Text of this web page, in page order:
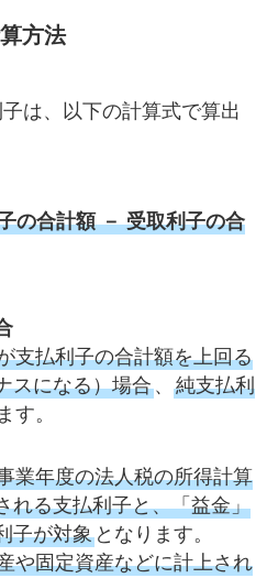
方法
は、以下の計算式で算出
の合計額 － 受取利子の合
支払利子の合計額を上回る
スになる）場合、 純支払利
す。
業年度の法人税の所得計算
れる支払利子と、「益金」
子が対象となります。
や固定資産などに計上され